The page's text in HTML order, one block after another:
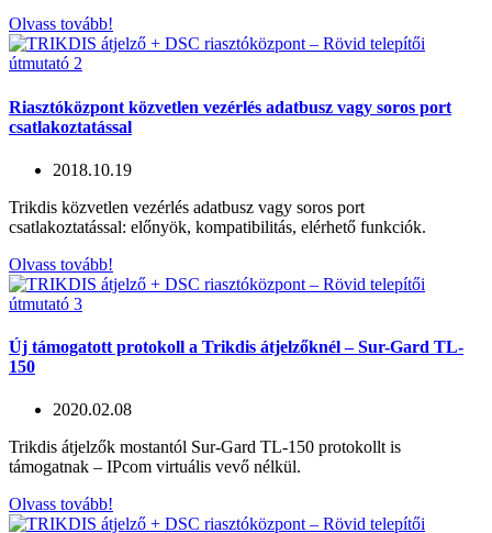
Olvass tovább!
Riasztóközpont közvetlen vezérlés adatbusz vagy soros port
csatlakoztatással
2018.10.19
Trikdis közvetlen vezérlés adatbusz vagy soros port
csatlakoztatással: előnyök, kompatibilitás, elérhető funkciók.
Olvass tovább!
Új támogatott protokoll a Trikdis átjelzőknél – Sur-Gard TL-
150
2020.02.08
Trikdis átjelzők mostantól Sur-Gard TL-150 protokollt is
támogatnak – IPcom virtuális vevő nélkül.
Olvass tovább!